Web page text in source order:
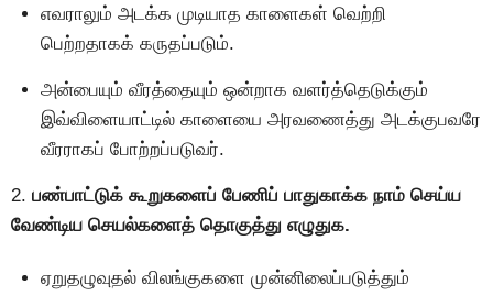
எவராலும் அடக்க முடியாத காளைகள் வெற்றி
பெற்றதாகக் கருதப்படும்.
அன்பையும் வீரத்தையும் ஒன்றாக வளர்த்தெடுக்கும்
இவ்விளையாட்டில் காளையை அரவணைத்து அடக்குபவரே
வீரராகப் போற்றப்படுவர்.
2. பண்பாட்டுக் கூறுகளைப் பேணிப் பாதுகாக்க நாம் செய்ய
வேண்டிய செயல்களைத் தொகுத்து எழுதுக.
ஏறுதழுவுதல் விலங்குகளை முன்னிலைப்படுத்தும்